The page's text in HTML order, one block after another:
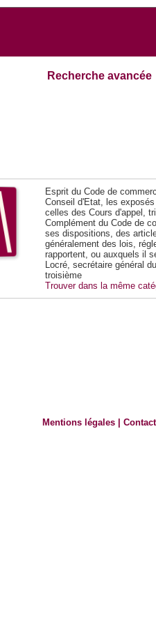
Recherche avancée
Esprit du Code de
Conseil d'Etat, les
celles des Cours d'appel,
Complément du Code de
ses dispositions, des
généralement des lois,
rapportent, ou auxquels il
Locré, secrétaire général
troisième
Trouver dans la même
Mentions légales |Contact